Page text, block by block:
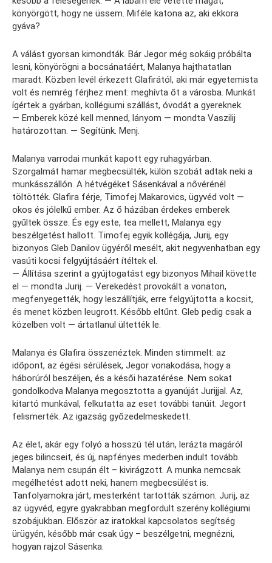
könyörgött, hogy ne üssem. Miféle katona az, aki ekkora
gyáva?
A válást gyorsan kimondták. Bár Jegor még sokáig próbálta
lesni, könyörögni a bocsánatáért, Malanya hajthatatlan
maradt. Közben levél érkezett Glafirától, aki már egyetemista
volt és nemrég férjhez ment: meghívta őt a városba. Munkát
ígértek a gyárban, kollégiumi szállást, óvodát a gyereknek.
— Emberek közé kell menned, lányom — mondta Vaszilij
határozottan. — Segítünk. Menj.
Malanya varrodai munkát kapott egy ruhagyárban.
Szorgalmát hamar megbecsülték, külön szobát adtak neki a
munkásszállón. A hétvégéket Sásenkával a nővérénél
töltötték. Glafira férje, Timofej Makarovics, ügyvéd volt —
okos és jólelkű ember. Az ő házában érdekes emberek
gyűltek össze. És egy este, tea mellett, Malanya egy
beszélgetést hallott. Timofej egyik kollégája, Jurij, egy
bizonyos Gleb Danilov ügyéről mesélt, akit negyvenhatban egy
vasúti kocsi felgyújtásáért ítéltek el.
— Állítása szerint a gyújtogatást egy bizonyos Mihail követte
el — mondta Jurij. — Verekedést provokált a vonaton,
megfenyegették, hogy leszállítják, erre felgyújtotta a kocsit,
és menet közben leugrott. Később eltűnt. Gleb pedig csak a
közelben volt — ártatlanul ültették le.
Malanya és Glafira összenéztek. Minden stimmelt: az
időpont, az égési sérülések, Jegor vonakodása, hogy a
háborúról beszéljen, és a késői hazatérése. Nem sokat
gondolkodva Malanya megosztotta a gyanúját Jurijjal. Az,
kitartó munkával, felkutatta az eset további tanúit. Jegort
felismerték. Az igazság győzedelmeskedett.
Az élet, akár egy folyó a hosszú tél után, lerázta magáról
jeges bilincseit, és új, napfényes mederben indult tovább.
Malanya nem csupán élt – kivirágzott. A munka nemcsak
megélhetést adott neki, hanem megbecsülést is.
Tanfolyamokra járt, mesterként tartották számon. Jurij, az
az ügyvéd, egyre gyakrabban megfordult szerény kollégiumi
szobájukban. Először az iratokkal kapcsolatos segítség
ürügyén, később már csak úgy – beszélgetni, megnézni,
hogyan rajzol Sásenka.